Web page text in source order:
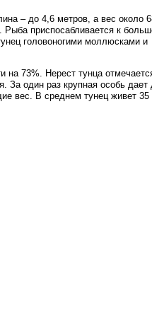
– до 4,6 метров, а вес около
Рыба приспосабливается к
головоногими моллюсками и
на 73%. Нерест тунца
За один раз крупная особь дает
вес. В среднем тунец живет 35